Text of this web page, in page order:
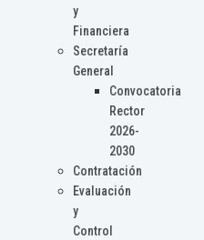
y
Financiera
Secretaría
General
Convocatoria
Rector
2026-
2030
Contratación
Evaluación
y
Control